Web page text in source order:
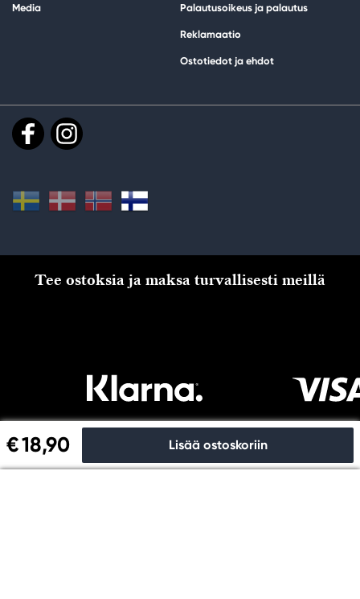
€ 18,90 Lisää ostoskoriin
Media Palautusoikeus ja palautus
Reklamaatio
Ostotiedot ja ehdot
Tee ostoksia ja maksa turvallisesti meillä